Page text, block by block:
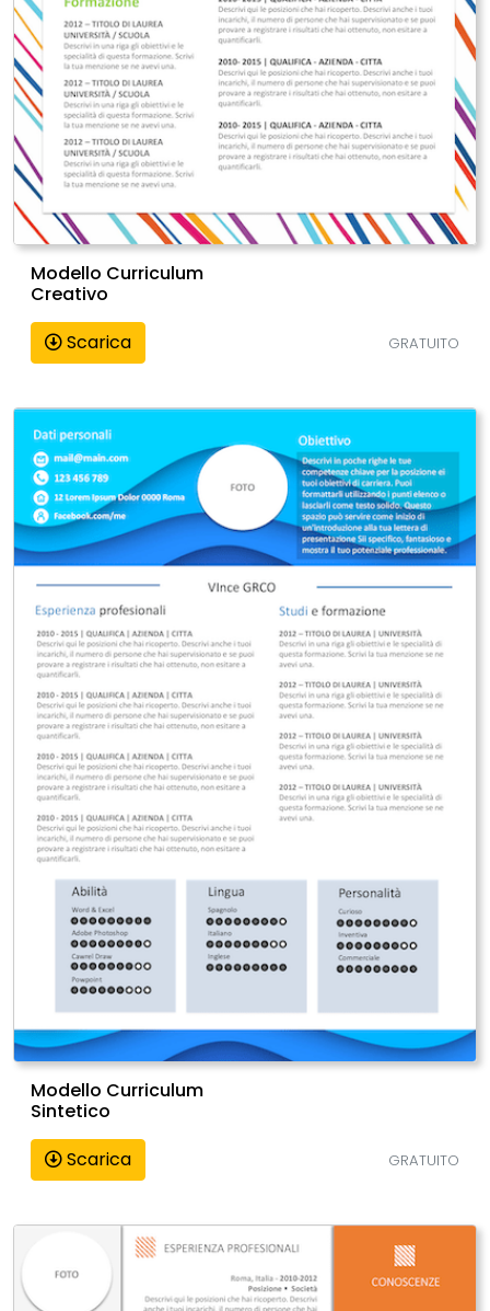
Modello Curriculum
Creativo
Scarica
GRATUITO
Modello Curriculum
Sintetico
Scarica
GRATUITO